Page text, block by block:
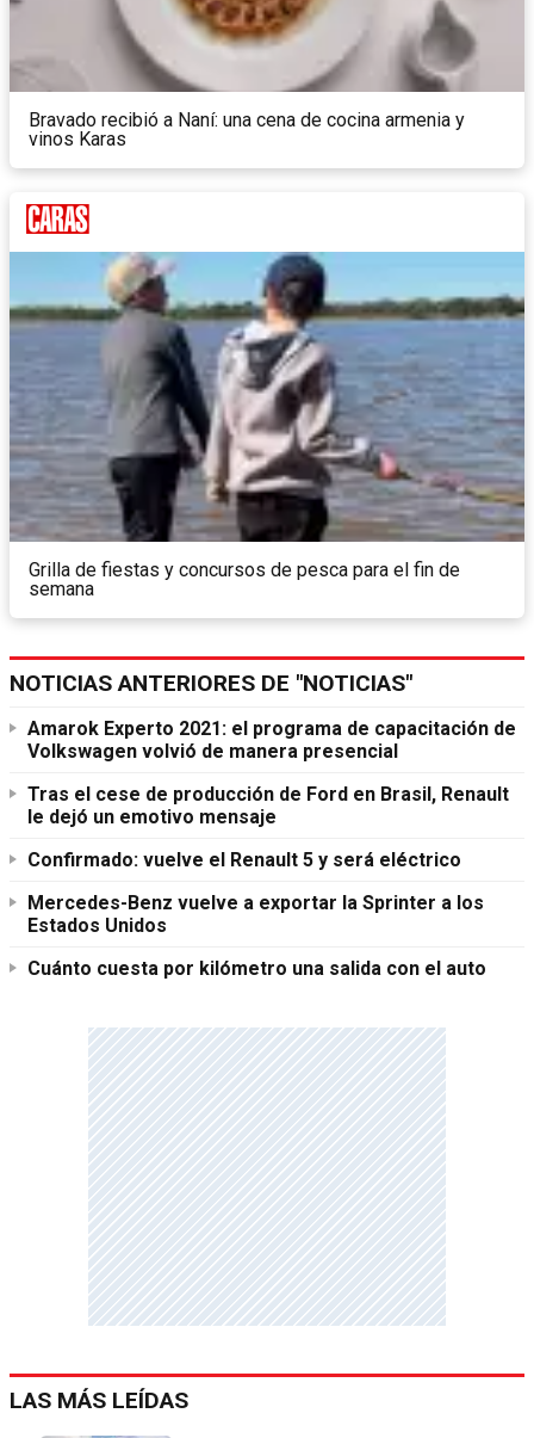
Bravado recibió a Naní: una cena de cocina armenia y
vinos Karas
Grilla de fiestas y concursos de pesca para el fin de
semana
NOTICIAS ANTERIORES DE "NOTICIAS"
Amarok Experto 2021: el programa de capacitación de
Volkswagen volvió de manera presencial
Tras el cese de producción de Ford en Brasil, Renault
le dejó un emotivo mensaje
Confirmado: vuelve el Renault 5 y será eléctrico
Mercedes-Benz vuelve a exportar la Sprinter a los
Estados Unidos
Cuánto cuesta por kilómetro una salida con el auto
LAS MÁS LEÍDAS